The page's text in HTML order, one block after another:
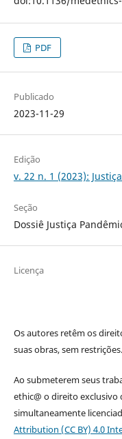
PDF
Publicado
2023-11-29
Edição
v. 22 n. 1 (2023):
Seção
Dossiê Justiça
Licença
Os autores retêm os
suas obras, sem restrições.
Ao submeterem seus
ethic@ o direito
simultaneamente
Attribution (CC BY) 4.0